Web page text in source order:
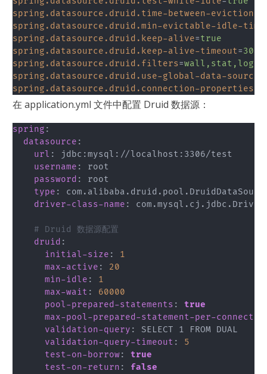
spring.datasource.druid.time-between-eviction-
spring.datasource.druid.min-evictable-idle-
spring.datasource.druid.keep-alive=true
spring.datasource.druid.keep-alive-timeout=
spring.datasource.druid.filters=wall,stat,log4j
spring.datasource.druid.use-global-data-
spring.datasource.druid.connection-properties
在 application.yml 文件中配置 Druid 数据源：
spring :
datasource :
url : jdbc :mysql : //localhost : 3306/test
username :
root
password :
root
type :
driver-class-name : com.mysql.cj.jdbc.Driver
# Druid 数据源配置
druid :
initial-size :
1
max-active :
20
min-idle :
1
max-wait :
60000
pool-prepared-statements :
true
max-pool-prepared-statement-per-
validation-query :
SELECT 1 FROM DUAL
validation-query-timeout :
5
test-on-borrow:
true
test-on-return :
false